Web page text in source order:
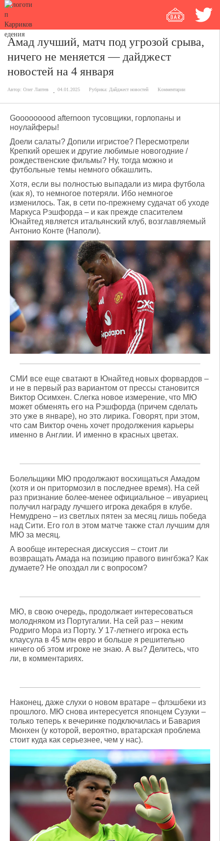
Амад лучший, матч под угрозой срыва,
ничего не меняется — дайджест
новостей на 4 января
Автор: Олег Лаптев 04.01.2025 Рубрика: Дайджест новостей Комментарии
Gooooooood afternoon тусовщики, горлопаны и
ноулайферы!
Доели салаты? Допили игристое? Пересмотрели
Крепкий орешек и другие любимые новогодние /
рождественские фильмы? Ну, тогда можно и
футбольные темы немного обкашлить.
Хотя, если вы полностью выпадали из мира футбола
(как я), то немногое потеряли. Ибо немногое
изменилось. Так, в сети по-прежнему судачат об уходе
Маркуса Рэшфорда – и как прежде спасителем
Юнайтед является итальянский клуб, возглавляемый
Антонио Конте (Наполи).
СМИ все еще сватают в Юнайтед новых форвардов –
и не в первый раз вариантом от прессы становится
Виктор Осимхен. Слегка новое измерение, что МЮ
может обменять его на Рэшфорда (причем сделать
это уже в январе), но это лирика. Говорят, при этом,
что сам Виктор очень хочет продолжения карьеры
именно в Англии. И именно в красных цветах.
Болельщики МЮ продолжают восхищаться Амадом
(хотя и он притормозил в последнее время). На сей
раз признание более-менее официальное – ивуариец
получил награду лучшего игрока декабря в клубе.
Немудрено – из светлых пятен за месяц лишь победа
над Сити. Его гол в этом матче также стал лучшим для
МЮ за месяц.
А вообще интересная дискуссия – стоит ли
возвращать Амада на позицию правого вингбэка? Как
думаете? Не опоздал ли с вопросом?
МЮ, в свою очередь, продолжает интересоваться
молодняком из Португалии. На сей раз – неким
Родриго Мора из Порту. У 17-летнего игрока есть
клаусула в 45 млн евро и больше я решительно
ничего об этом игроке не знаю. А вы? Делитесь, что
ли, в комментариях.
Наконец, даже слухи о новом вратаре – флэшбеки из
прошлого. МЮ снова интересуется японцем Сузуки –
только теперь к вечеринке подключилась и Бавария
Мюнхен (у которой, вероятно, вратарская проблема
стоит куда как серьезнее, чем у нас).